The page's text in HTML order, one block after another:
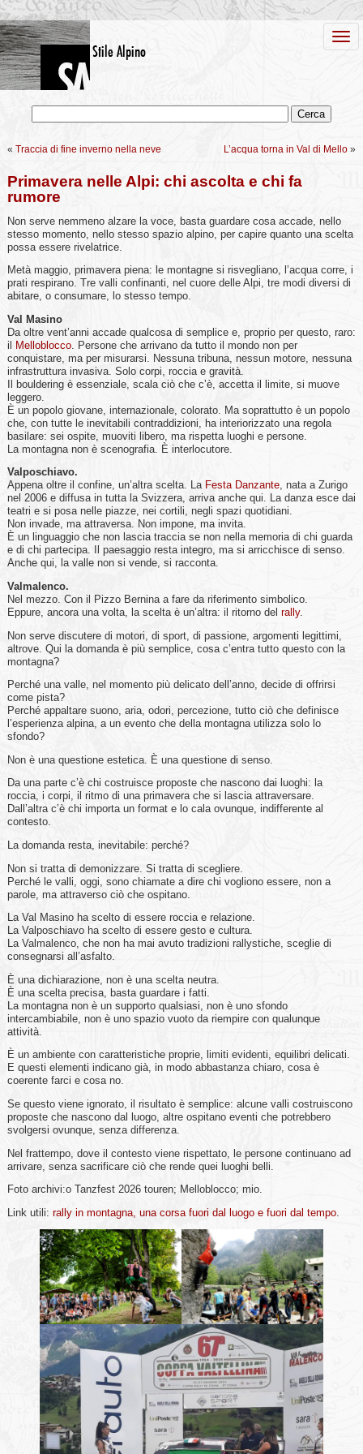
« Traccia di fine inverno nella neve L’acqua torna in Val di Mello »
Primavera nelle Alpi: chi ascolta e chi fa
rumore
Non serve nemmeno alzare la voce, basta guardare cosa accade, nello
stesso momento, nello stesso spazio alpino, per capire quanto una scelta
possa essere rivelatrice.
Metà maggio, primavera piena: le montagne si risvegliano, l’acqua corre, i
prati respirano. Tre valli confinanti, nel cuore delle Alpi, tre modi diversi di
abitare, o consumare, lo stesso tempo.
Val Masino
Da oltre vent’anni accade qualcosa di semplice e, proprio per questo, raro:
il
Melloblocco. Persone che arrivano da tutto il mondo non per
conquistare, ma per misurarsi. Nessuna tribuna, nessun motore, nessuna
infrastruttura invasiva. Solo corpi, roccia e gravità.
Il bouldering è essenziale, scala ciò che c’è, accetta il limite, si muove
leggero.
È un popolo giovane, internazionale, colorato. Ma soprattutto è un popolo
che, con tutte le inevitabili contraddizioni, ha interiorizzato una regola
basilare: sei ospite, muoviti libero, ma rispetta luoghi e persone.
La montagna non è scenografia. È interlocutore.
Valposchiavo.
Appena oltre il confine, un’altra scelta. La Festa Danzante, nata a Zurigo
nel 2006 e diffusa in tutta la Svizzera, arriva anche qui. La danza esce dai
teatri e si posa nelle piazze, nei cortili, negli spazi quotidiani.
Non invade, ma attraversa. Non impone, ma invita.
È un linguaggio che non lascia traccia se non nella memoria di chi guarda
e di chi partecipa. Il paesaggio resta integro, ma si arricchisce di senso.
Anche qui, la valle non si vende, si racconta.
Valmalenco.
Nel mezzo. Con il Pizzo Bernina a fare da riferimento simbolico.
Eppure, ancora una volta, la scelta è un’altra: il ritorno del rally.
Non serve discutere di motori, di sport, di passione, argomenti legittimi,
altrove. Qui la domanda è più semplice, cosa c’entra tutto questo con la
montagna?
Perché una valle, nel momento più delicato dell’anno, decide di offrirsi
come pista?
Perché appaltare suono, aria, odori, percezione, tutto ciò che definisce
l’esperienza alpina, a un evento che della montagna utilizza solo lo
sfondo?
Non è una questione estetica. È una questione di senso.
Da una parte c’è chi costruisce proposte che nascono dai luoghi: la
roccia, i corpi, il ritmo di una primavera che si lascia attraversare.
Dall’altra c’è chi importa un format e lo cala ovunque, indifferente al
contesto.
La domanda resta, inevitabile: perché?
Non si tratta di demonizzare. Si tratta di scegliere.
Perché le valli, oggi, sono chiamate a dire chi vogliono essere, non a
parole, ma attraverso ciò che ospitano.
La Val Masino ha scelto di essere roccia e relazione.
La Valposchiavo ha scelto di essere gesto e cultura.
La Valmalenco, che non ha mai avuto tradizioni rallystiche, sceglie di
consegnarsi all’asfalto.
È una dichiarazione, non è una scelta neutra.
È una scelta precisa, basta guardare i fatti.
La montagna non è un supporto qualsiasi, non è uno sfondo
intercambiabile, non è uno spazio vuoto da riempire con qualunque
attività.
È un ambiente con caratteristiche proprie, limiti evidenti, equilibri delicati.
E questi elementi indicano già, in modo abbastanza chiaro, cosa è
coerente farci e cosa no.
Se questo viene ignorato, il risultato è semplice: alcune valli costruiscono
proposte che nascono dal luogo, altre ospitano eventi che potrebbero
svolgersi ovunque, senza differenza.
Nel frattempo, dove il contesto viene rispettato, le persone continuano ad
arrivare, senza sacrificare ciò che rende quei luoghi belli.
Foto archivi:o Tanzfest 2026 touren; Melloblocco; mio.
Link utili: rally in montagna, una corsa fuori dal luogo e fuori dal tempo.